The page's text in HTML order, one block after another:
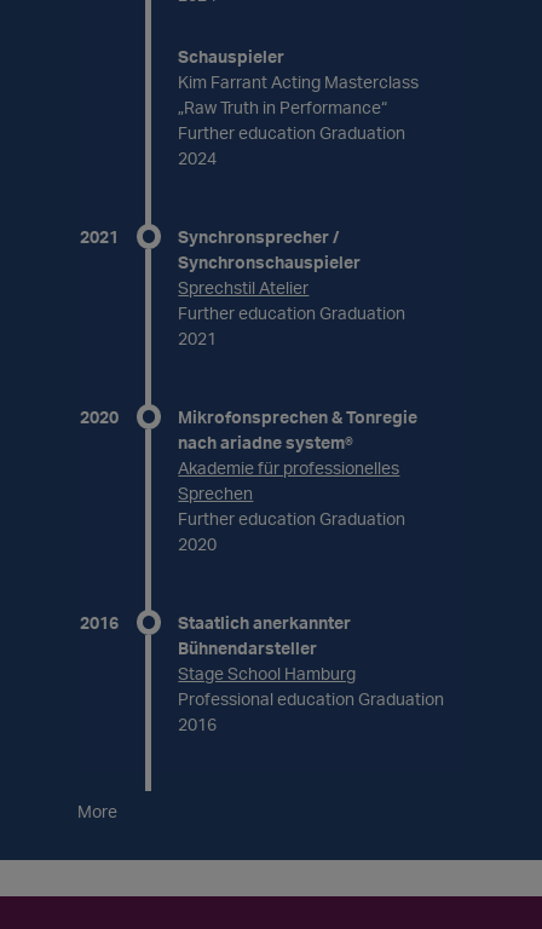
Schauspieler
Kim Farrant Acting Masterclass
„Raw Truth in Performance“
Further education Graduation
2024
2021
Synchronsprecher /
Synchronschauspieler
Sprechstil Atelier
Further education Graduation
2021
2020
Mikrofonsprechen & Tonregie
nach ariadne system®
Akademie für professionelles
Sprechen
Further education Graduation
2020
2016
Staatlich anerkannter
Bühnendarsteller
Stage School Hamburg
Professional education Graduation
2016
More